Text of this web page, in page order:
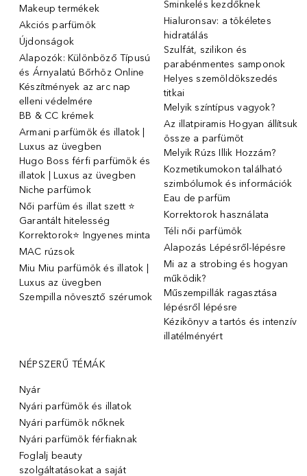
Makeup termékek
Akciós parfümök
Újdonságok
Alapozók: Különböző Típusú
és Árnyalatú Bőrhöz Online
Készítmények az arc nap
elleni védelmére
BB & CC krémek
Armani parfümök és illatok |
Luxus az üvegben
Hugo Boss férfi parfümök és
illatok | Luxus az üvegben
Niche parfümok
Női parfüm és illat szett ⭐
Garantált hitelesség
Korrektorok⭐ Ingyenes minta
MAC rúzsok
Miu Miu parfümök és illatok |
Luxus az üvegben
Szempilla növesztő szérumok
Sminkelés kezdőknek
Hialuronsav: a tökéletes
hidratálás
Szulfát, szilikon és
parabénmentes samponok
Helyes szemöldökszedés
titkai
Melyik színtípus vagyok?
Az illatpiramis Hogyan állítsuk
össze a parfümöt
Melyik Rúzs Illik Hozzám?
Kozmetikumokon található
szimbólumok és információk
Eau de parfüm
Korrektorok használata
Téli női parfümök
Alapozás Lépésről-lépésre
Mi az a strobing és hogyan
működik?
Műszempillák ragasztása
lépésről lépésre
Kézikönyv a tartós és intenzív
illatélményért
NÉPSZERŰ TÉMÁK
Nyár
Nyári parfümök és illatok
Nyári parfümök nőknek
Nyári parfümök férfiaknak
Foglalj beauty
szolgáltatásokat a saját